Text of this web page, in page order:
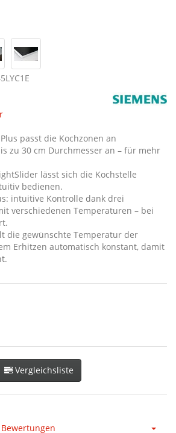
passt die Kochzonen an
zu 30 cm Durchmesser an – für mehr
lässt sich die Kochstelle
bedienen.
intuitive Kontrolle dank drei
verschiedenen Temperaturen – bei
die gewünschte Temperatur der
Erhitzen automatisch konstant, damit
Vergleichsliste
Bewertungen